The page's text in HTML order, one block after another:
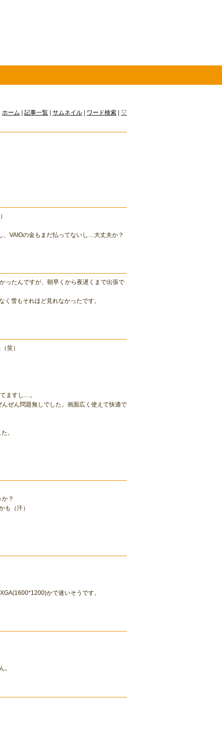
ホーム 記事一覧 サムネイル ワード検索 ▽
、VAIOの金もまだ払ってないし…大丈夫か？
ったんですが、朝早くから夜遅くまで出張で
雪もそれほど見れなかったです。
笑）
ますし…。
ぜん問題無しでした。画面広く使えて快適で
。
？
も（汗）
かで迷いそうです。
。